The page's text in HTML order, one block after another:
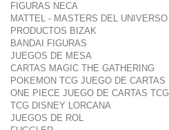
FIGURAS NECA
MATTEL - MASTERS DEL UNIVERSO
PRODUCTOS BIZAK
BANDAI FIGURAS
JUEGOS DE MESA
CARTAS MAGIC THE GATHERING
POKEMON TCG JUEGO DE CARTAS
ONE PIECE JUEGO DE CARTAS TCG
TCG DISNEY LORCANA
JUEGOS DE ROL